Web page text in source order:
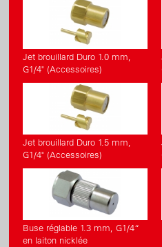
Jet brouillard Duro 1.0 mm,
G1/4" (Accessoires)
Jet brouillard Duro 1.5 mm,
G1/4" (Accessoires)
Buse réglable 1.3 mm, G1/4“
en laiton nicklée